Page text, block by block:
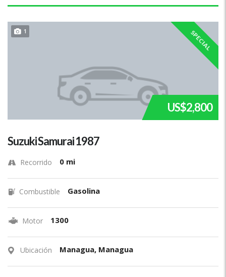
1 SPECIAL
US$2,800
Suzuki Samurai 1987
Recorrido 0 mi
Combustible Gasolina
Motor 1300
Ubicación Managua, Managua